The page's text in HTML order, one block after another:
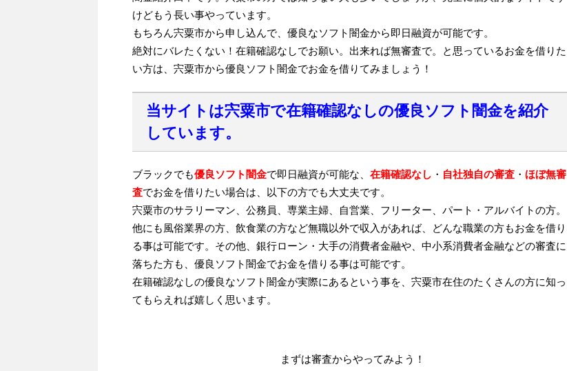
けどもう長い事やっています。
もちろん宍粟市から申し込んで、優良なソフト闇金から即日融資が可能です。
絶対にバレたくない！在籍確認なしでお願い。出来れば無審査で。と思っているお金を借りた
い方は、宍粟市から優良ソフト闇金でお金を借りてみましょう！
当サイトは宍粟市で在籍確認なしの優良ソフト闇金を紹介
しています。
ブラックでも優良ソフト闇金で即日融資が可能な、 在籍確認なし ・ 自社独自の審査 ・ ほぼ無審
査でお金を借りたい場合は、以下の方でも大丈夫です。
宍粟市のサラリーマン、公務員、専業主婦、自営業、フリーター、パート・アルバイトの方。
他にも風俗業界の方、飲食業の方など無職以外で収入があれば、どんな職業の方もお金を借り
る事は可能です。その他、銀行ローン・大手の消費者金融や、中小系消費者金融などの審査に
落ちた方も、優良ソフト闇金でお金を借りる事は可能です。
在籍確認なしの優良なソフト闇金が実際にあるという事を、宍粟市在住のたくさんの方に知っ
てもらえれば嬉しく思います。
まずは審査からやってみよう！